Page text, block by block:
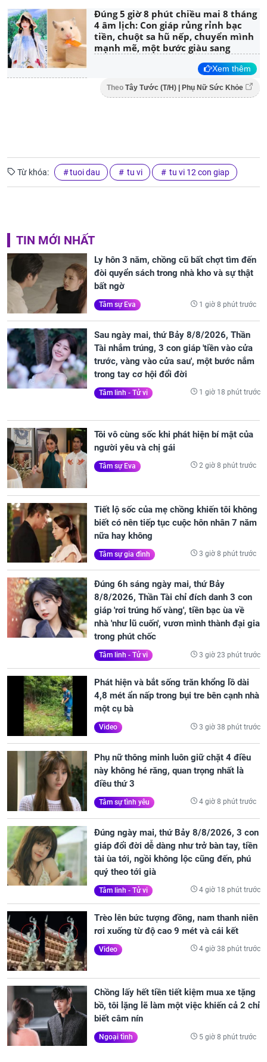
Đúng 5 giờ 8 phút chiều mai 8 tháng
4 âm lịch: Con giáp rủng rỉnh bạc
tiền, chuột sa hũ nếp, chuyển mình
mạnh mẽ, một bước giàu sang
Xem thêm
Theo Tây Tước (T/H) | Phụ Nữ Sức Khỏe
Từ khóa: tuoi dau tu vi tu vi 12 con giap
TIN MỚI NHẤT
Ly hôn 3 năm, chồng cũ bất chợt tìm đến
đòi quyển sách trong nhà kho và sự thật
bất ngờ
Tâm sự Eva 1 giờ 8 phút trước
Sau ngày mai, thứ Bảy 8/8/2026, Thần
Tài nhắm trúng, 3 con giáp 'tiền vào cửa
trước, vàng vào cửa sau', một bước nắm
trong tay cơ hội đổi đời
Tâm linh - Tử vi 1 giờ 18 phút trước
Tôi vô cùng sốc khi phát hiện bí mật của
người yêu và chị gái
Tâm sự Eva 2 giờ 8 phút trước
Tiết lộ sốc của mẹ chồng khiến tôi không
biết có nên tiếp tục cuộc hôn nhân 7 năm
nữa hay không
Tâm sự gia đình 3 giờ 8 phút trước
Đúng 6h sáng ngày mai, thứ Bảy
8/8/2026, Thần Tài chỉ đích danh 3 con
giáp 'rơi trúng hố vàng', tiền bạc ùa về
nhà 'như lũ cuốn', vươn mình thành đại gia
trong phút chốc
Tâm linh - Tử vi 3 giờ 23 phút trước
Phát hiện và bắt sống trăn khổng lồ dài
4,8 mét ẩn nấp trong bụi tre bên cạnh nhà
một cụ bà
Video 3 giờ 38 phút trước
Phụ nữ thông minh luôn giữ chặt 4 điều
này không hé răng, quan trọng nhất là
điều thứ 3
Tâm sự tình yêu 4 giờ 8 phút trước
Đúng ngày mai, thứ Bảy 8/8/2026, 3 con
giáp đổi đời dễ dàng như trở bàn tay, tiền
tài ùa tới, ngồi không lộc cũng đến, phú
quý theo tới già
Tâm linh - Tử vi 4 giờ 18 phút trước
Trèo lên bức tượng đồng, nam thanh niên
rơi xuống từ độ cao 9 mét và cái kết
Video 4 giờ 38 phút trước
Chồng lấy hết tiền tiết kiệm mua xe tặng
bồ, tôi lặng lẽ làm một việc khiến cả 2 chỉ
biết câm nín
Ngoại tình 5 giờ 8 phút trước